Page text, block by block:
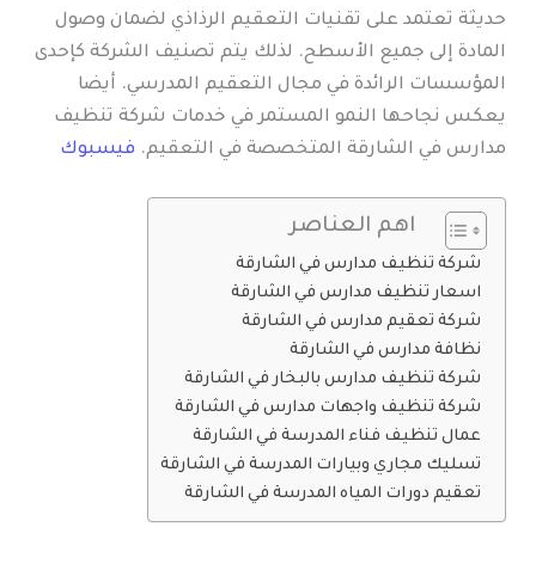
حديثة تعتمد على تقنيات التعقيم الرذاذي لضمان وصول
المادة إلى جميع الأسطح. لذلك يتم تصنيف الشركة كإحدى
المؤسسات الرائدة في مجال التعقيم المدرسي. أيضا
يعكس نجاحها النمو المستمر في خدمات شركة تنظيف
مدارس في الشارقة المتخصصة في التعقيم. فيسبوك
اهم العناصر
شركة تنظيف مدارس في الشارقة
اسعار تنظيف مدارس في الشارقة
شركة تعقيم مدارس في الشارقة
نظافة مدارس في الشارقة
شركة تنظيف مدارس بالبخار في الشارقة
شركة تنظيف واجهات مدارس في الشارقة
عمال تنظيف فناء المدرسة في الشارقة
تسليك مجاري وبيارات المدرسة في الشارقة
تعقيم دورات المياه المدرسة في الشارقة